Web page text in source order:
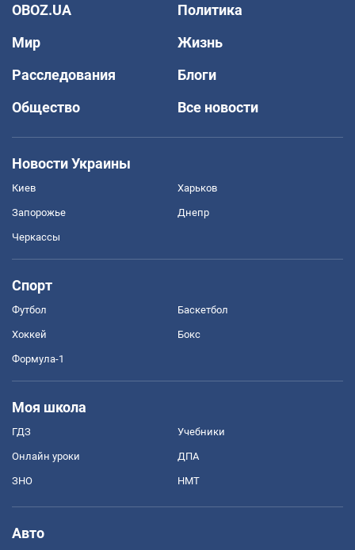
OBOZ.UA
Политика
Мир
Жизнь
Расследования
Блоги
Общество
Все новости
Новости Украины
Киев Харьков
Запорожье Днепр
Черкассы
Спорт
Футбол Баскетбол
Хоккей Бокс
Формула-1
Моя школа
ГДЗ Учебники
Онлайн уроки ДПА
ЗНО НМТ
Авто